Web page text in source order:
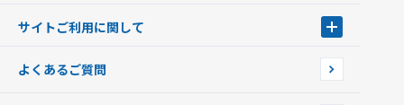
提携WAONカード
WAONチャージャーmini
WAONカードの拾得について
サイトご利用に関して
企業情報
よくあるご質問